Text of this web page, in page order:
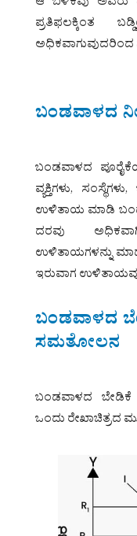
ಪ್ರತಿಫಲಕ್ಕಿಂತ
ಅಧಿಕವಾಗುವುದರಿಂದ
ಬಂಡವಾಳದ
ಬಂಡವಾಳದ
ವ್ಯಕ್ತಿಗಳು,
ಉಳಿತಾಯ ಮಾಡಿ
ದರವು
ಉಳಿತಾಯಗಳನ್ನು
ಇರುವಾಗ
ಬಂಡವಾಳದ
ಸಮತೋಲನ
ಬಂಡವಾಳದ
ಒಂದು ರೇಖಾಚಿತ್ರದ